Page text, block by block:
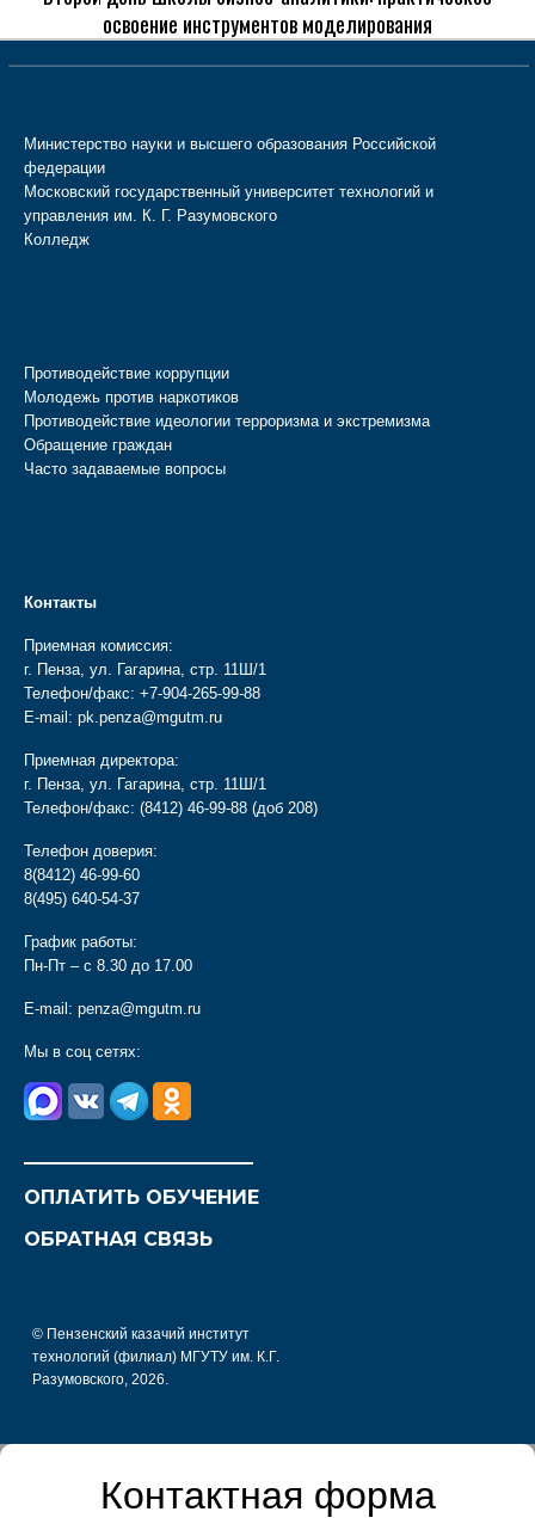
освоение инструментов моделирования
Министерство науки и высшего образования Российской
федерации
Московский государственный университет технологий и
управления им. К. Г. Разумовского
Колледж
Противодействие коррупции
Молодежь против наркотиков
Противодействие идеологии терроризма и экстремизма
Обращение граждан
Часто задаваемые вопросы
Контакты
Приемная комиссия:
г. Пенза, ул. Гагарина, стр. 11Ш/1
Телефон/факс: +7-904-265-99-88
E-mail: pk.penza@mgutm.ru
Приемная директора:
г. Пенза, ул. Гагарина, стр. 11Ш/1
Телефон/факс: (8412) 46-99-88 (доб 208)
Телефон доверия:
8(8412) 46-99-60
8(495) 640-54-37
График работы:
Пн-Пт – с 8.30 до 17.00
E-mail: penza@mgutm.ru
Мы в соц сетях:
ОПЛАТИТЬ ОБУЧЕНИЕ
ОБРАТНАЯ СВЯЗЬ
© Пензенский казачий институт
технологий (филиал) МГУТУ им. К.Г.
Разумовского, 2026.
Контактная форма